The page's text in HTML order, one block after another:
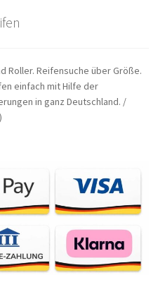
Roller. Reifensuche über Größe.
einfach mit Hilfe der
in ganz Deutschland. /